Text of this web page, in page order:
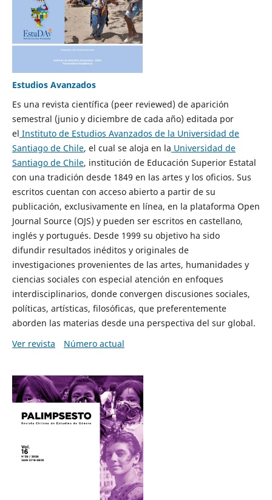
Estudios Avanzados
Es una revista científica (peer reviewed) de aparición
semestral (junio y diciembre de cada año) editada por
el Instituto de Estudios Avanzados de la Universidad de
Santiago de Chile, el cual se aloja en la Universidad de
Santiago de Chile, institución de Educación Superior Estatal
con una tradición desde 1849 en las artes y los oficios. Sus
escritos cuentan con acceso abierto a partir de su
publicación, exclusivamente en línea, en la plataforma Open
Journal Source (OJS) y pueden ser escritos en castellano,
inglés y portugués. Desde 1999 su objetivo ha sido
difundir resultados inéditos y originales de
investigaciones provenientes de las artes, humanidades y
ciencias sociales con especial atención en enfoques
interdisciplinarios, donde convergen discusiones sociales,
políticas, artísticas, filosóficas, que preferentemente
aborden las materias desde una perspectiva del sur global.
Ver revista
Número actual